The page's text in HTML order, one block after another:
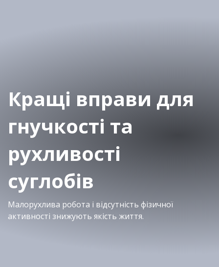
Кращі вправи для
гнучкості та
рухливості
суглобів
Малорухлива робота і відсутність фізичної
активності знижують якість життя.